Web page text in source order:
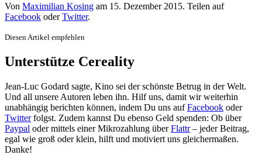
Von Maximilian Kosing am 15. Dezember 2015. Teilen auf
Facebook oderTwitter.
Diesen Artikel empfehlen
Unterstütze Cereality
Jean-Luc Godard sagte, Kino sei der schönste Betrug in der Welt.
Und all unsere Autoren leben ihn. Hilf uns, damit wir weiterhin
unabhängig berichten können, indem Du uns aufFacebook oder
Twitterfolgst. Zudem kannst Du ebenso Geld spenden: Ob über
Paypal oder mittels einer Mikrozahlung überFlattr– jeder Beitrag,
egal wie groß oder klein, hilft und motiviert uns gleichermaßen.
Danke!